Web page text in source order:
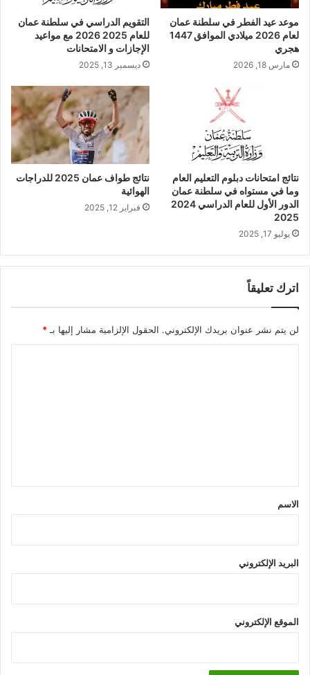
موعد عيد الفطر في سلطنة عمان
لعام 2026 ميلادي الموافق 1447
هجري
مارس 18, 2026
التقويم الدراسي في سلطنة عمان
للعام 2025 2026 مع مواعيد
الإجازات و الامتحانات
ديسمبر 13, 2025
نتائج امتحانات دبلوم التعليم العام
وما في مستواه في سلطنة عمان
الدور الأول للعام الدراسي 2024
2025
يوليو 17, 2025
نتائج طواف عمان 2025 للدراجات
الهوائية
فبراير 12, 2025
اترك تعليقاً
لن يتم نشر عنوان بريدك الإلكتروني. الحقول الإلزامية مشار إليها بـ *
*
الاسم
البريد الإلكتروني
الموقع الإلكتروني